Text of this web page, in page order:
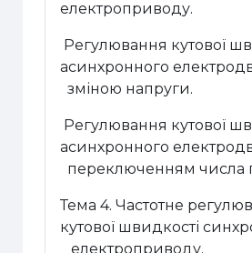
електроприводу.
Регулювання кутової
асинхронного
зміною напруги.
Регулювання кутової
асинхронного
переключенням числа
Тема 4. Частотне
кутової швидкості
електроприводу.